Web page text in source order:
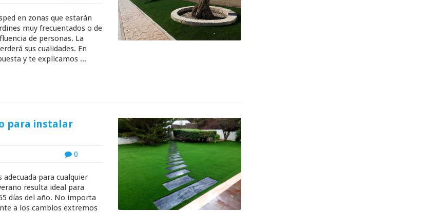
en zonas que estarán
muy frecuentados o de
de personas. La
sus cualidades. En
y te explicamos ...
para instalar
0
para cualquier
resulta ideal para
días del año. No importa
a los cambios extremos